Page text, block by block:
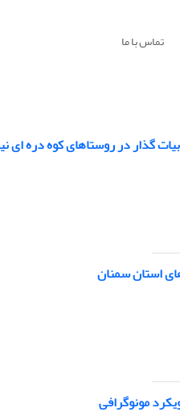
تماس با ما
گذار در روستاهای کوه دره ای
استان سمنان
مونوگرافی